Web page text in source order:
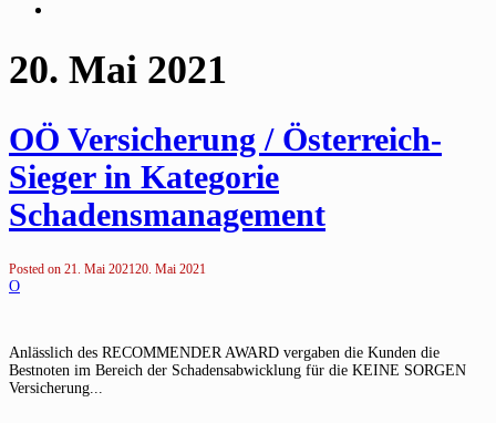
20. Mai 2021
OÖ Versicherung / Österreich-
Sieger in Kategorie
Schadensmanagement
Posted on 21. Mai 202120. Mai 2021
O
Anlässlich des RECOMMENDER AWARD vergaben die Kunden die
Bestnoten im Bereich der Schadensabwicklung für die KEINE SORGEN
Versicherung...